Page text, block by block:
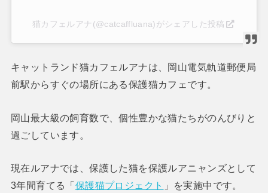
猫カフェルアナ(@catcaffluana)がシェアした投稿
キャットランド猫カフェルアナは、岡山電気軌道郵便局
前駅からすぐの場所にある保護猫カフェです。
岡山最大級の飼育数で、個性豊かな猫たちがのんびりと
過ごしています。
現在ルアナでは、保護した猫を保護ルアニャンズとして
3年間育てる「保護猫プロジェクト 」を実施中です。